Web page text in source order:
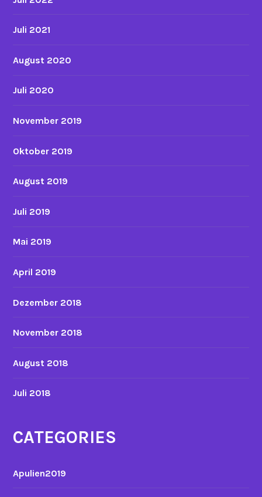
Juli 2021
August 2020
Juli 2020
November 2019
Oktober 2019
August 2019
Juli 2019
Mai 2019
April 2019
Dezember 2018
November 2018
August 2018
Juli 2018
CATEGORIES
Apulien2019